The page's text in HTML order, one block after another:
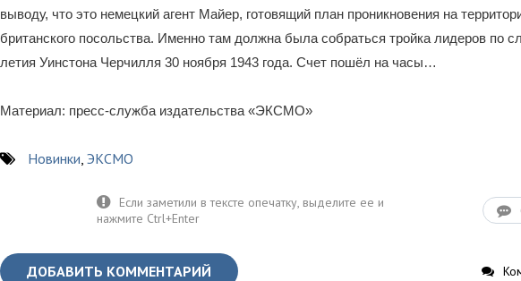
выводу, что это немецкий агент Майер, готовящий план проникновения на
британского посольства. Именно там должна была собраться тройка лидеров по
летия Уинстона Черчилля 30 ноября 1943 года. Счет пошёл на часы…
Материал: пресс-служба издательства «ЭКСМО»
Новинки, ЭКСМО
ДОБАВИТЬ КОММЕНТАРИЙ